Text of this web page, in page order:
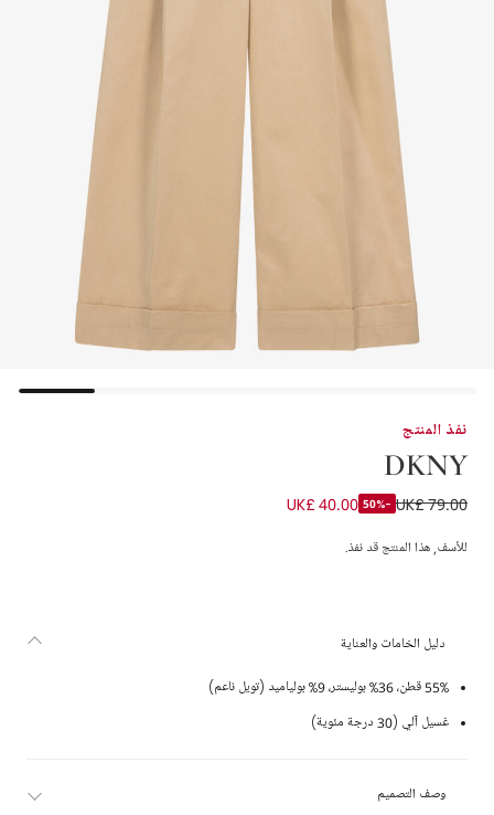
نفذ المنتج
DKNY
بنطلون قطن بتفاصيل شعار وسلسلة فضية لون بيج للبنات
UK£ 79.00
-50%
UK£ 40.00
للأسف, هذا المنتج قد نفذ.
دليل الخامات والعناية
55% قطن، 36% بوليستر، 9% بولياميد (تويل ناعم)
غسيل آلي (30 درجة مئوية)
وصف التصميم